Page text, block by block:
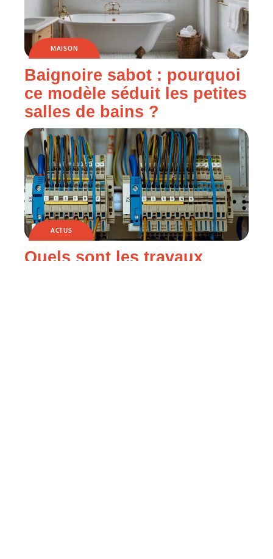
MAISON
Baignoire sabot : pourquoi
ce modèle séduit les petites
salles de bains ?
ACTUS
Quels sont les travaux